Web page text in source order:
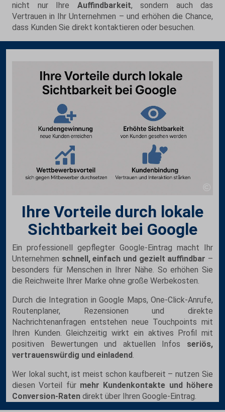
nicht nur Ihre Auffindbarkeit, sondern auch das
Vertrauen in Ihr Unternehmen – und erhöhen die Chance,
dass Kunden Sie direkt kontaktieren oder besuchen.
Ihre Vorteile durch lokale
Sichtbarkeit bei Google
Ein professionell gepflegter Google-Eintrag macht Ihr
Unternehmen schnell, einfach und gezielt auffindbar –
besonders für Menschen in Ihrer Nähe. So erhöhen Sie
die Reichweite Ihrer Marke ohne große Werbekosten.
Durch die Integration in Google Maps, One-Click-Anrufe,
Routenplaner, Rezensionen und direkte
Nachrichtenanfragen entstehen neue Touchpoints mit
Ihren Kunden. Gleichzeitig wirkt ein aktives Profil mit
positiven Bewertungen und aktuellen Infos seriös,
vertrauenswürdig und einladend.
Wer lokal sucht, ist meist schon kaufbereit – nutzen Sie
diesen Vorteil für mehr Kundenkontakte und höhere
Conversion-Raten direkt über Ihren Google-Eintrag.